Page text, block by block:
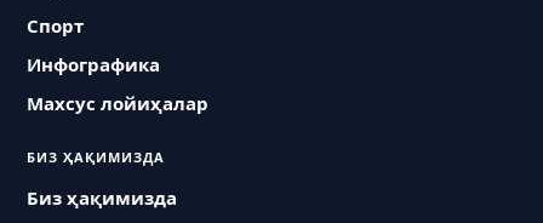
Спорт
Инфографика
Махсус лойиҳалар
БИЗ ҲАҚИМИЗДА
Биз ҳақимизда